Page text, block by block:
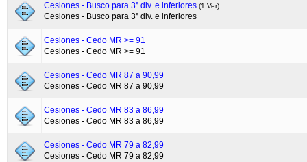
Cesiones - Busco para 3ª div. e inferiores (1 Ver)
Cesiones - Busco para 3ª div. e inferiores
Cesiones - Cedo MR >= 91
Cesiones - Cedo MR >= 91
Cesiones - Cedo MR 87 a 90,99
Cesiones - Cedo MR 87 a 90,99
Cesiones - Cedo MR 83 a 86,99
Cesiones - Cedo MR 83 a 86,99
Cesiones - Cedo MR 79 a 82,99
Cesiones - Cedo MR 79 a 82,99